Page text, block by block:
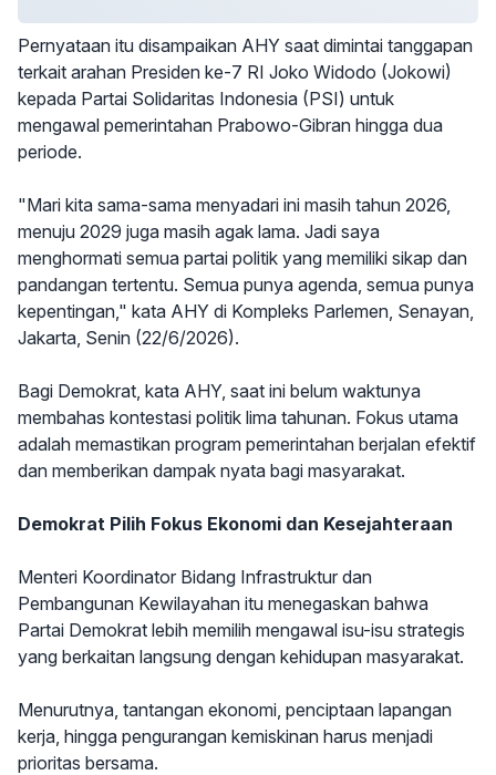
Pernyataan itu disampaikan AHY saat dimintai tanggapan
terkait arahan Presiden ke-7 RI Joko Widodo (Jokowi)
kepada Partai Solidaritas Indonesia (PSI) untuk
mengawal pemerintahan Prabowo-Gibran hingga dua
periode.
"Mari kita sama-sama menyadari ini masih tahun 2026,
menuju 2029 juga masih agak lama. Jadi saya
menghormati semua partai politik yang memiliki sikap dan
pandangan tertentu. Semua punya agenda, semua punya
kepentingan," kata AHY di Kompleks Parlemen, Senayan,
Jakarta, Senin (22/6/2026).
Bagi Demokrat, kata AHY, saat ini belum waktunya
membahas kontestasi politik lima tahunan. Fokus utama
adalah memastikan program pemerintahan berjalan efektif
dan memberikan dampak nyata bagi masyarakat.
Demokrat Pilih Fokus Ekonomi dan Kesejahteraan
Menteri Koordinator Bidang Infrastruktur dan
Pembangunan Kewilayahan itu menegaskan bahwa
Partai Demokrat lebih memilih mengawal isu-isu strategis
yang berkaitan langsung dengan kehidupan masyarakat.
Menurutnya, tantangan ekonomi, penciptaan lapangan
kerja, hingga pengurangan kemiskinan harus menjadi
prioritas bersama.